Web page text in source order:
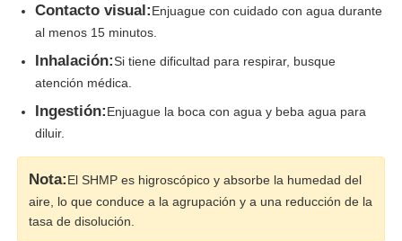
Contacto visual:Enjuague con cuidado con agua durante
al menos 15 minutos.
Inhalación:Si tiene dificultad para respirar, busque
atención médica.
Ingestión:Enjuague la boca con agua y beba agua para
diluir.
Nota:El SHMP es higroscópico y absorbe la humedad del
aire, lo que conduce a la agrupación y a una reducción de la
tasa de disolución.